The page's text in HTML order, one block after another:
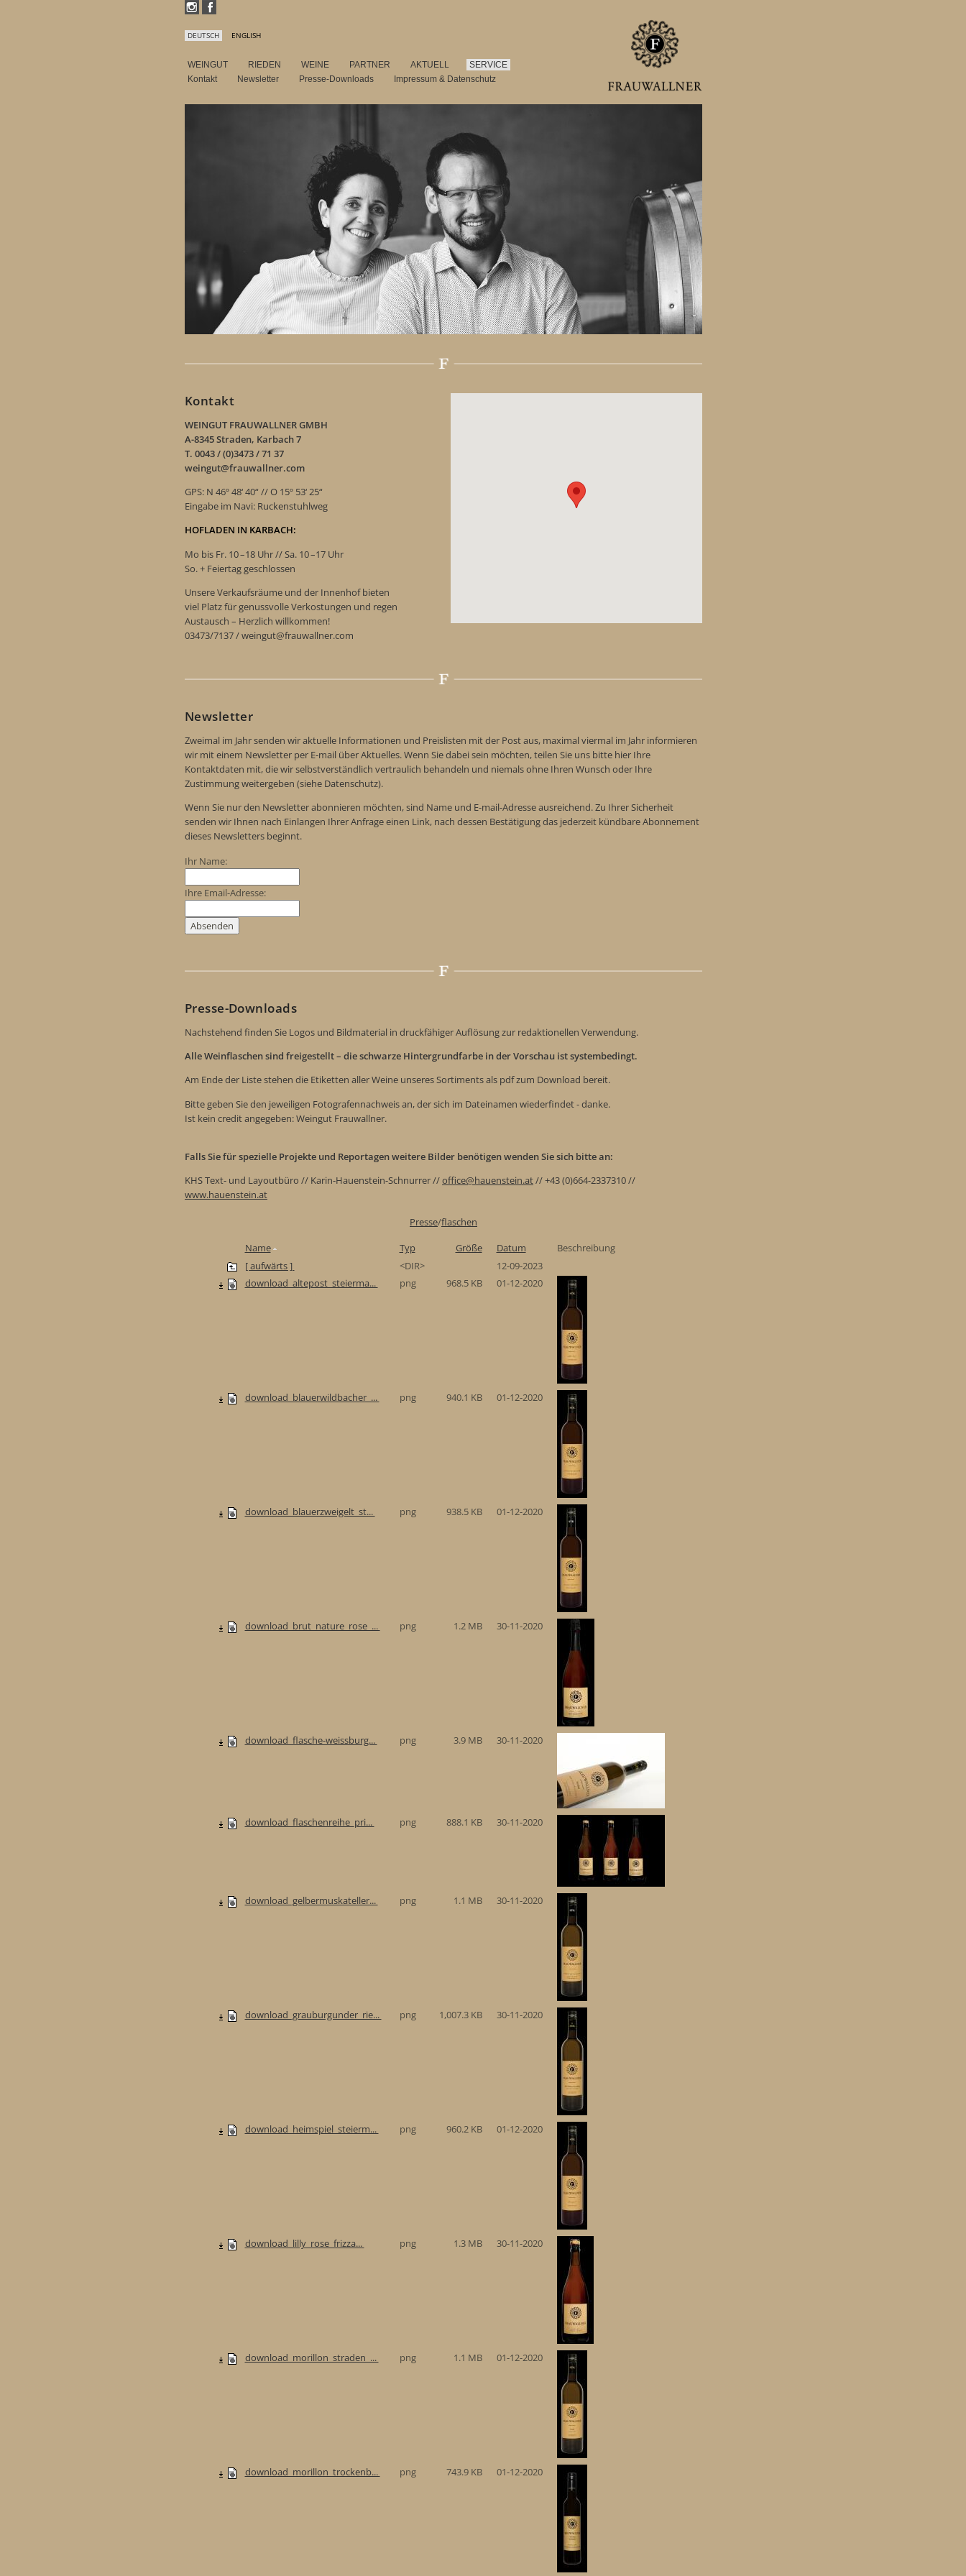
WEINGUT RIEDEN WEINE PARTNER AKTUELL
SERVICE
Kontakt
Newsletter Presse-Downloads Impressum & Datenschutz
DEUTSCH ENGLISH
Kontakt
WEINGUT FRAUWALLNER GMBH
A-8345 Straden, Karbach 7
T. 0043 / (0)3473 / 71 37
weingut@frauwallner.com
GPS: N 46º 48‘ 40“ // O 15º 53‘ 25“
Eingabe im Navi: Ruckenstuhlweg
HOFLADEN IN KARBACH:
Mo bis Fr. 10 –18 Uhr // Sa. 10 –17 Uhr
So. + Feiertag geschlossen
Unsere Verkaufsräume und der Innenhof bieten
viel Platz für genussvolle Verkostungen und regen
Austausch – Herzlich willkommen!
03473/7137 / weingut@frauwallner.com
Newsletter
Zweimal im Jahr senden wir aktuelle Informationen und Preislisten mit der Post aus, maximal viermal im Jahr informieren
wir mit einem Newsletter per E-mail über Aktuelles. Wenn Sie dabei sein möchten, teilen Sie uns bitte hier Ihre
Kontaktdaten mit, die wir selbstverständlich vertraulich behandeln und niemals ohne Ihren Wunsch oder Ihre
Zustimmung weitergeben (siehe Datenschutz).
Wenn Sie nur den Newsletter abonnieren möchten, sind Name und E-mail-Adresse ausreichend. Zu Ihrer Sicherheit
senden wir Ihnen nach Einlangen Ihrer Anfrage einen Link, nach dessen Bestätigung das jederzeit kündbare Abonnement
dieses Newsletters beginnt.
Ihr Name:
Ihre Email-Adresse:
Presse-Downloads
Nachstehend finden Sie Logos und Bildmaterial in druckfähiger Auflösung zur redaktionellen Verwendung.
Alle Weinflaschen sind freigestellt – die schwarze Hintergrundfarbe in der Vorschau ist systembedingt.
Am Ende der Liste stehen die Etiketten aller Weine unseres Sortiments als pdf zum Download bereit.
Bitte geben Sie den jeweiligen Fotografennachweis an, der sich im Dateinamen wiederfindet - danke.
Ist kein credit angegeben: Weingut Frauwallner.
Falls Sie für spezielle Projekte und Reportagen weitere Bilder benötigen wenden Sie sich bitte an:
KHS Text- und Layoutbüro // Karin-Hauenstein-Schnurrer //office@hauenstein.at// +43 (0)664-2337310 //
www.hauenstein.at
Presse/flaschen
Name
Typ Größe Datum
Beschreibung
[ aufwärts ]
<DIR>
12-09-2023
download_altepost_steierma...
png 968.5 KB 01-12-2020
download_blauerwildbacher_... png 940.1 KB 01-12-2020
download_blauerzweigelt_st... png 938.5 KB 01-12-2020
download_brut_nature_rose_... png 1.2 MB 30-11-2020
download_flasche-weissburg... png 3.9 MB 30-11-2020
download_flaschenreihe_pri... png 888.1 KB 30-11-2020
download_gelbermuskateller... png 1.1 MB 30-11-2020
download_grauburgunder_rie... png 1,007.3 KB 30-11-2020
download_heimspiel_steierm... png 960.2 KB 01-12-2020
download_lilly_rose_frizza... png 1.3 MB 30-11-2020
download_morillon_straden_... png 1.1 MB 01-12-2020
download_morillon_trockenb... png 743.9 KB 01-12-2020